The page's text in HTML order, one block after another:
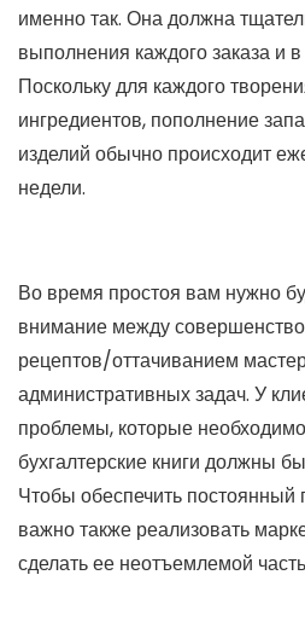
именно так. Она должна
выполнения каждого заказа и
Поскольку для каждого
ингредиентов, пополнение
изделий обычно происходит
недели.
Во время простоя вам нужно
внимание между
рецептов/оттачиванием
административных задач. У
проблемы, которые
бухгалтерские книги должны
Чтобы обеспечить постоянный
важно также реализовать
сделать ее неотъемлемой